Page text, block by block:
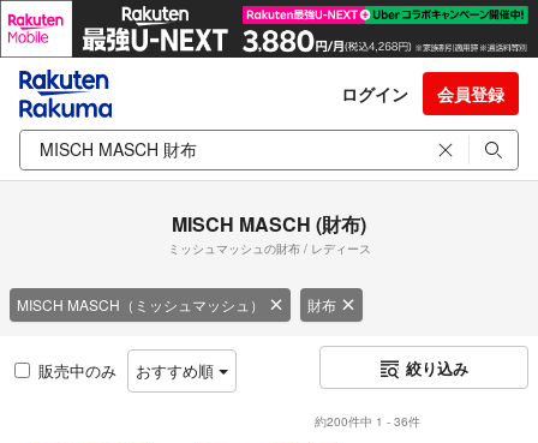
ログイン 会員登録
MISCH MASCH (財布)
ミッシュマッシュの財布 / レディース
MISCH MASCH（ミッシュマッシュ） 財布
販売中のみ おすすめ順 絞り込み
約200件中 1 - 36件